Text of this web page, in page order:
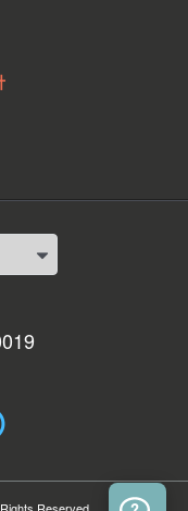
Reserved.